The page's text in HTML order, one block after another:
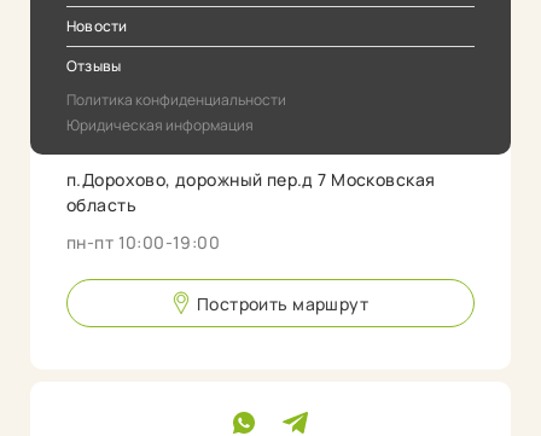
Новости
Отзывы
Политика конфиденциальности
Юридическая информация
п.Дорохово, дорожный пер.д 7 Московская
область
пн-пт 10:00-19:00
Построить маршрут